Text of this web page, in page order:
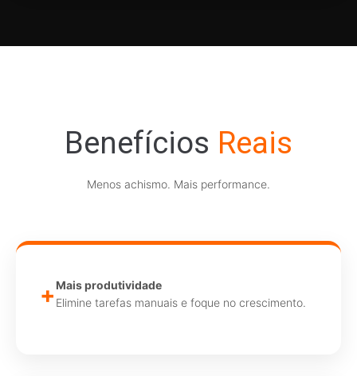
Benefícios Reais
Menos achismo. Mais performance.
+ Mais produtividade
Elimine tarefas manuais e foque no crescimento.